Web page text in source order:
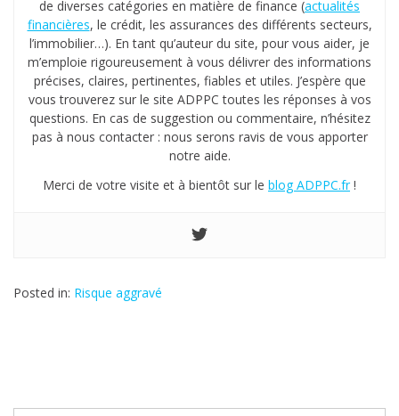
de diverses catégories en matière de finance (actualités
financières, le crédit, les assurances des différents secteurs,
l’immobilier…). En tant qu’auteur du site, pour vous aider, je
m’emploie rigoureusement à vous délivrer des informations
précises, claires, pertinentes, fiables et utiles. J’espère que
vous trouverez sur le site ADPPC toutes les réponses à vos
questions. En cas de suggestion ou commentaire, n’hésitez
pas à nous contacter : nous serons ravis de vous apporter
notre aide.
Merci de votre visite et à bientôt sur le blog ADPPC.fr!
Posted in: Risque aggravé